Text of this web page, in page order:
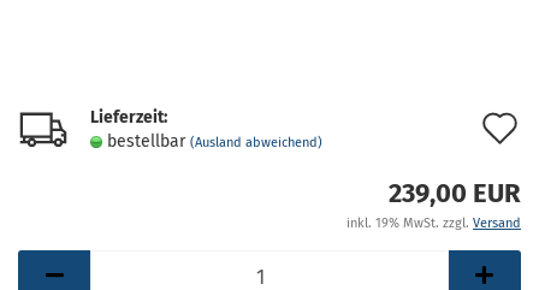
Lieferzeit:
bestellbar (Ausland abweichend)
239,00 EUR
inkl. 19% MwSt. zzgl. Versand